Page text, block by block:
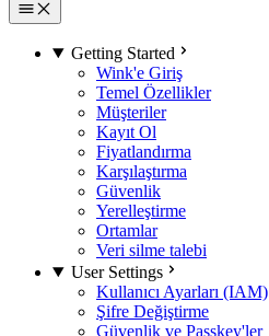
Getting Started
Wink'e Giriş
Temel Özellikler
Müşteriler
Kayıt Ol
Fiyatlandırma
Karşılaştırma
Güvenlik
Yerelleştirme
Ortamlar
Veri silme talebi
User Settings
Kullanıcı Ayarları (IAM)
Şifre Değiştirme
Güvenlik ve Passkey'ler